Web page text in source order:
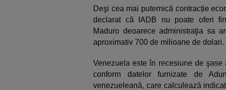
Deşi cea mai puternică contracție
declarat că IADB nu poate oferi
Maduro deoarece administraţia sa
aproximativ 700 de milioane de dolari.
Venezuela este în recesiune de
conform datelor furnizate de
venezueleană, care calculează